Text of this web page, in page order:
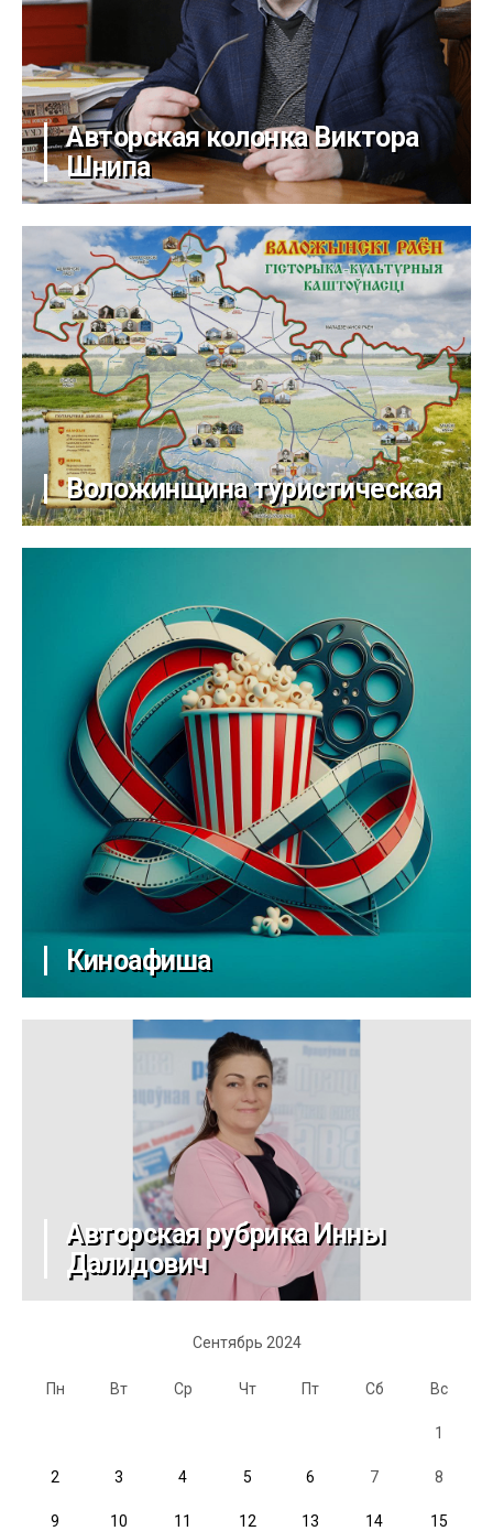
Авторская колонка Виктора
Шнипа
Воложинщина туристическая
Киноафиша
Авторская рубрика Инны
Далидович
Сентябрь 2024
Пн Вт Ср Чт Пт Сб Вс
1
2 3 4 5 6 7 8
9 10 11 12 13 14 15